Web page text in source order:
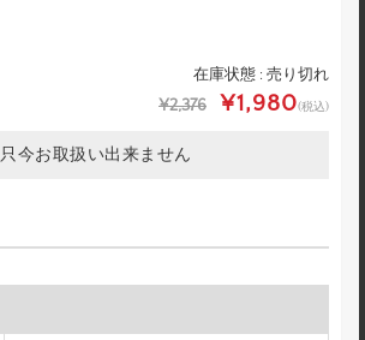
在庫状態 : 売り切れ
¥2,376 ¥1,980(税込)
只今お取扱い出来ません